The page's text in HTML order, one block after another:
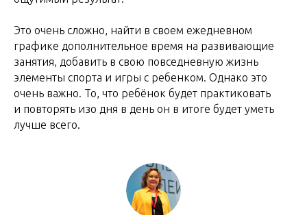
Это очень сложно, найти в своем ежедневном
графике дополнительное время на развивающие
занятия, добавить в свою повседневную жизнь
элементы спорта и игры с ребенком. Однако это
очень важно. То, что ребёнок будет практиковать
и повторять изо дня в день он в итоге будет уметь
лучше всего.